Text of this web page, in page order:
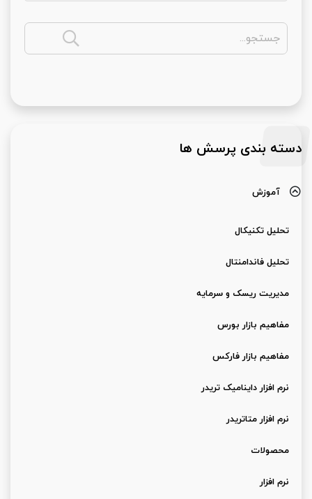
دسته بندی پرسش ها
آموزش
تحلیل تکنیکال
تحلیل فاندامنتال
مدیریت ریسک و سرمایه
مفاهیم بازار بورس
مفاهیم بازار فارکس
نرم افزار داینامیک تریدر
نرم افزار متاتریدر
محصولات
نرم افزار